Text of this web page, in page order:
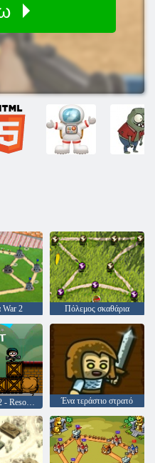
War 2 Πόλεμος σκαθάρια
Πόλη Siege 2 - Resort Siege Ένα τεράστιο στρατό